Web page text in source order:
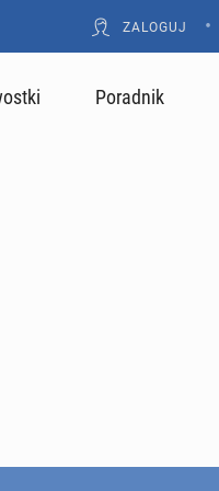
ZALOGUJ •
Poradnik